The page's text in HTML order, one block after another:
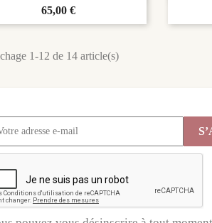
Prix
65,00 €
1-12 de 14 article(s)